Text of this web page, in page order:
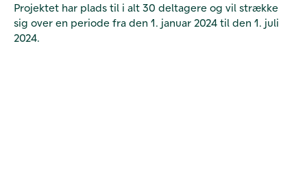
Projektet har plads til i alt 30 deltagere og vil strække
sig over en periode fra den 1. januar 2024 til den 1. juli
2024.